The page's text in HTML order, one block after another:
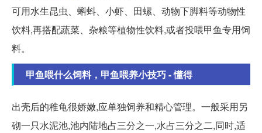
可用水生昆虫、蝌蚪、小虾、田螺、动物下脚料等动物性
饮料,再搭配蔬菜、杂粮等植物性饮料,或者投喂甲鱼专用饲
料。
甲鱼喂什么饲料，甲鱼喂养小技巧 - 懂得
出壳后的稚龟很娇嫩,应单独饲养和精心管理。一般采用另
砌一只水泥池,池内陆地占三分之一,水占三分之二,同时,适